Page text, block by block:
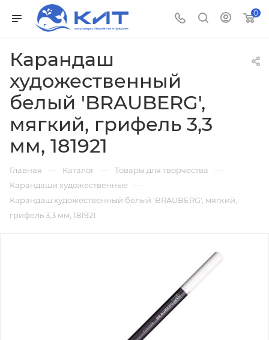
0
Карандаш
художественный
белый 'BRAUBERG',
мягкий, грифель 3,3
мм, 181921
Главная — Каталог — Товары для творчества —
Карандаши художественные —
Карандаш художественный белый 'BRAUBERG', мягкий,
грифель 3,3 мм, 181921